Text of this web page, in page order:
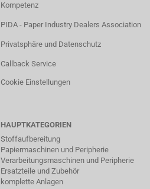
Kompetenz
PIDA - Paper Industry Dealers Association
Privatsphäre und Datenschutz
Callback Service
Cookie Einstellungen
HAUPTKATEGORIEN
Stoffaufbereitung
Papiermaschinen und Peripherie
Verarbeitungsmaschinen und Peripherie
Ersatzteile und Zubehör
komplette Anlagen